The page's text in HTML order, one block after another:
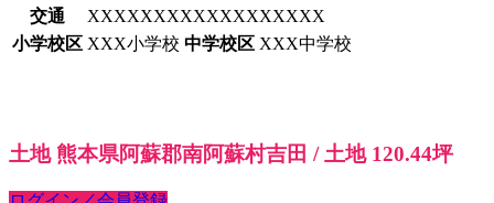
交通
XXXXXXXXXXXXXXXXXX
小学校区 XXX小学校 中学校区 XXX中学校
土地 熊本県阿蘇郡南阿蘇村吉田 / 土地 120.44坪